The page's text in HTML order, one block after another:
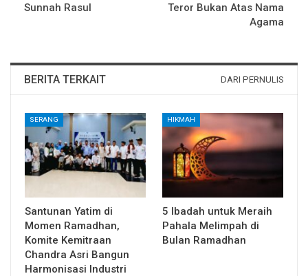
Sunnah Rasul
Teror Bukan Atas Nama
Agama
BERITA TERKAIT DARI PERNULIS
SERANG
Santunan Yatim di
Momen Ramadhan,
Komite Kemitraan
Chandra Asri Bangun
Harmonisasi Industri
HIKMAH
5 Ibadah untuk Meraih
Pahala Melimpah di
Bulan Ramadhan